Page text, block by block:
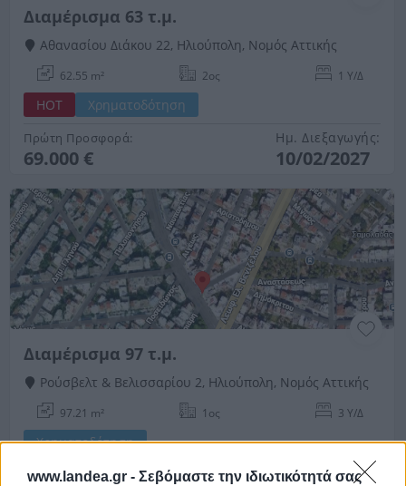
www.landea.gr - Σεβόμαστε την ιδιωτικότητά σας
Διαμέρισμα 63 τ.μ.
Αθανασίου Διάκου 22, Ηλιούπολη, Νομός Αττικής
62.55 m² 2ος 1 Υ/Δ
HOT Χρηματοδότηση
Πρώτη Προσφορά:
69.000 €
Ημ. Διεξαγωγής:
10/02/2027
Διαμέρισμα 97 τ.μ.
Ρούσβελτ & Βελισσαρίου 2, Ηλιούπολη, Νομός Αττικής
97.21 m² 1ος 3 Υ/Δ
Χρηματοδότηση
Πρώτη Προσφορά: Ημ. Διεξαγωγής: